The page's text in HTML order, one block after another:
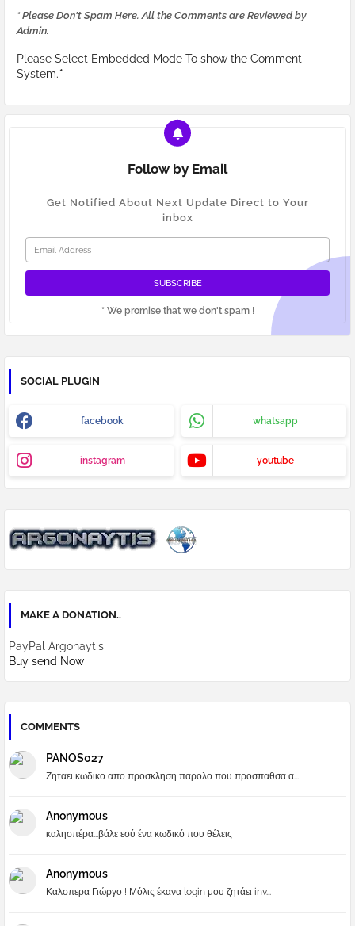
* Please Don't Spam Here. All the Comments are Reviewed by
Admin.
Please Select Embedded Mode To show the Comment
System.*
Follow by Email
Get Notified About Next Update Direct to Your
inbox
* We promise that we don't spam !
SOCIAL PLUGIN
facebook whatsapp
instagram youtube
MAKE A DONATION..
PayPal Argonaytis
Buy send Now
COMMENTS
PANOS027
Ζηταει κωδικο απο προσκληση παρολο που προσπαθσα α...
Anonymous
καλησπέρα...βάλε εσύ ένα κωδικό που θέλεις
Anonymous
Καλσπερα Γιώργο ! Μόλις έκανα login μου ζητάει inv...